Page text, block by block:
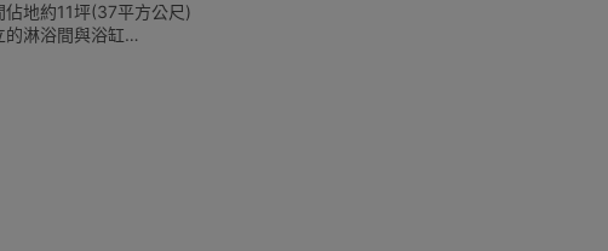
地約11坪(37平方公尺)
淋浴間與浴缸